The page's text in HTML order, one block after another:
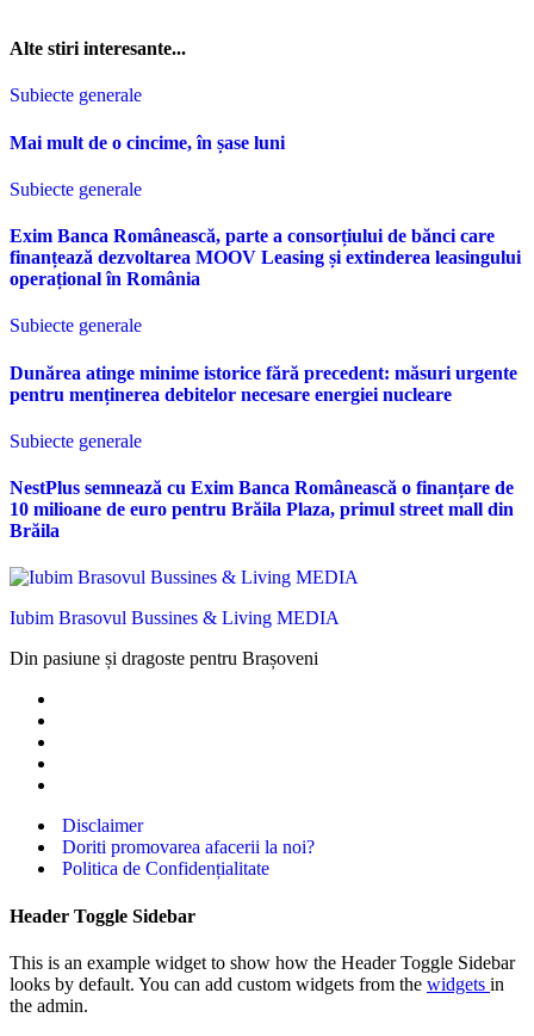
Alte stiri interesante...
Subiecte generale
Mai mult de o cincime, în șase luni
Subiecte generale
Exim Banca Românească, parte a consorțiului de bănci care
finanțează dezvoltarea MOOV Leasing și extinderea leasingului
operațional în România
Subiecte generale
Dunărea atinge minime istorice fără precedent: măsuri urgente
pentru menținerea debitelor necesare energiei nucleare
Subiecte generale
NestPlus semnează cu Exim Banca Românească o finanțare de
10 milioane de euro pentru Brăila Plaza, primul street mall din
Brăila
Iubim Brasovul Bussines & Living MEDIA
Din pasiune și dragoste pentru Brașoveni
Disclaimer
Doriti promovarea afacerii la noi?
Politica de Confidențialitate
Header Toggle Sidebar
This is an example widget to show how the Header Toggle Sidebar
looks by default. You can add custom widgets from the widgets in
the admin.